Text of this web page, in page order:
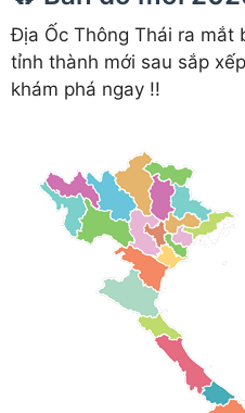
Địa Ốc Thông Thái ra mắt
tỉnh thành mới sau sắp
khám phá ngay !!